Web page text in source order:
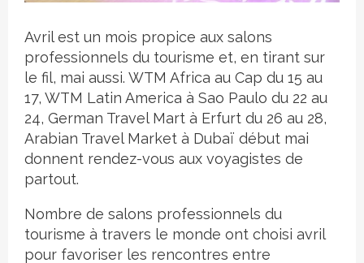
Crédit photo
Avril est un mois propice aux salons
professionnels du tourisme et, en tirant sur
le fil, mai aussi. WTM Africa au Cap du 15 au
17, WTM Latin America à Sao Paulo du 22 au
24, German Travel Mart à Erfurt du 26 au 28,
Arabian Travel Market à Dubaï début mai
donnent rendez-vous aux voyagistes de
partout.
Nombre de salons professionnels du
tourisme à travers le monde ont choisi avril
pour favoriser les rencontres entre